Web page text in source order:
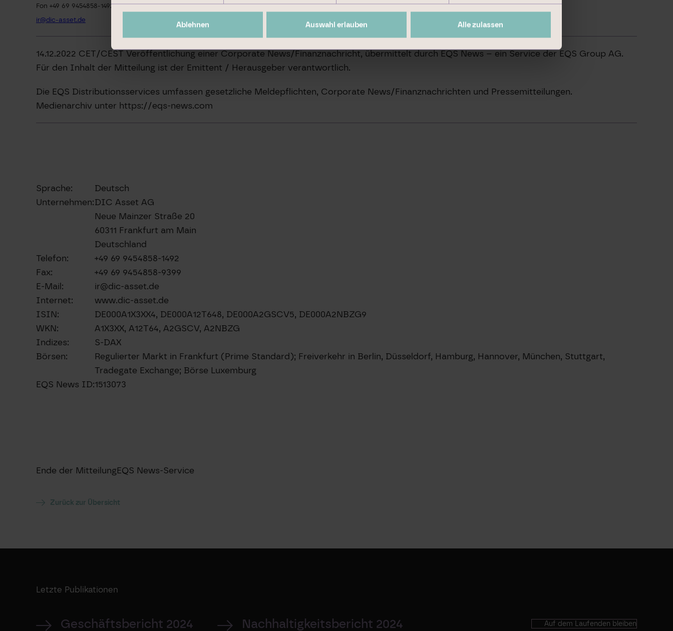
Ablehnen Auswahl erlauben Alle zulassen
Fon +49 69 9454858-1492
ir@dic-asset.de
14.12.2022 CET/CEST Veröffentlichung einer Corporate News/Finanznachricht, übermittelt durch EQS News – ein Service der EQS Group AG.
Für den Inhalt der Mitteilung ist der Emittent / Herausgeber verantwortlich.
Die EQS Distributionsservices umfassen gesetzliche Meldepflichten, Corporate News/Finanznachrichten und Pressemitteilungen.
Medienarchiv unter https://eqs-news.com
Sprache:
Deutsch
Unternehmen:DIC Asset AG
Neue Mainzer Straße 20
60311 Frankfurt am Main
Deutschland
Telefon:
+49 69 9454858-1492
Fax:
+49 69 9454858-9399
E-Mail:
ir@dic-asset.de
Internet:
www.dic-asset.de
ISIN:
DE000A1X3XX4, DE000A12T648, DE000A2GSCV5, DE000A2NBZG9
WKN:
A1X3XX, A12T64, A2GSCV, A2NBZG
Indizes:
S-DAX
Börsen:
Regulierter Markt in Frankfurt (Prime Standard); Freiverkehr in Berlin, Düsseldorf, Hamburg, Hannover, München, Stuttgart,
Tradegate Exchange; Börse Luxemburg
EQS News ID:1513073
Ende der MitteilungEQS News-Service
Zurück zur Übersicht
Letzte Publikationen
Geschäftsbericht 2024 Nachhaltigkeitsbericht 2024 Auf dem Laufenden bleiben